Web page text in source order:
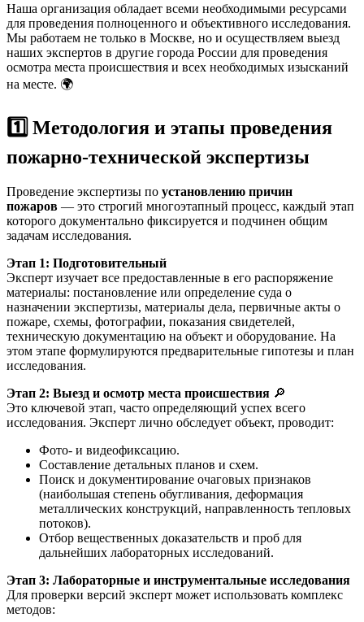
Наша организация обладает всеми необходимыми ресурсами
для проведения полноценного и объективного исследования.
Мы работаем не только в Москве, но и осуществляем выезд
наших экспертов в другие города России для проведения
осмотра места происшествия и всех необходимых изысканий
на месте. 🌍
1️⃣ Методология и этапы проведения
пожарно-технической экспертизы
Проведение экспертизы по установлению причин
пожаров — это строгий многоэтапный процесс, каждый этап
которого документально фиксируется и подчинен общим
задачам исследования.
Этап 1: Подготовительный
Эксперт изучает все предоставленные в его распоряжение
материалы: постановление или определение суда о
назначении экспертизы, материалы дела, первичные акты о
пожаре, схемы, фотографии, показания свидетелей,
техническую документацию на объект и оборудование. На
этом этапе формулируются предварительные гипотезы и план
исследования.
Этап 2: Выезд и осмотр места происшествия 🔎
Это ключевой этап, часто определяющий успех всего
исследования. Эксперт лично обследует объект, проводит:
Фото- и видеофиксацию.
Составление детальных планов и схем.
Поиск и документирование очаговых признаков
(наибольшая степень обугливания, деформация
металлических конструкций, направленность тепловых
потоков).
Отбор вещественных доказательств и проб для
дальнейших лабораторных исследований.
Этап 3: Лабораторные и инструментальные исследования
Для проверки версий эксперт может использовать комплекс
методов: